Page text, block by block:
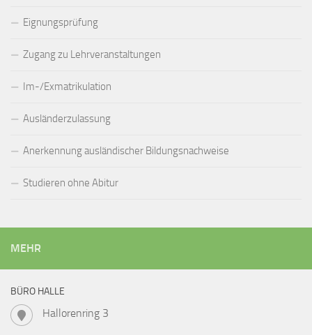
Eignungsprüfung
Zugang zu Lehrveranstaltungen
Im-/Exmatrikulation
Ausländerzulassung
Anerkennung ausländischer Bildungsnachweise
Studieren ohne Abitur
MEHR
BÜRO HALLE
Hallorenring 3